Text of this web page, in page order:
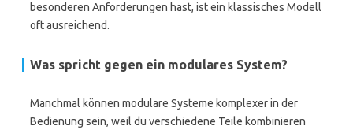
besonderen Anforderungen hast, ist ein klassisches Modell
oft ausreichend.
Was spricht gegen ein modulares System?
Manchmal können modulare Systeme komplexer in der
Bedienung sein, weil du verschiedene Teile kombinieren